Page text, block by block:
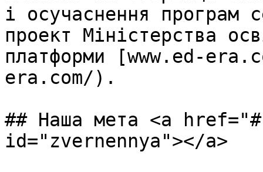
і осучаснення програм
проект Міністерства
платформи [www.ed-
era.com/).
## Наша мета <a
id="zvernennya"></a>